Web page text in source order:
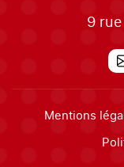
9
Mentions